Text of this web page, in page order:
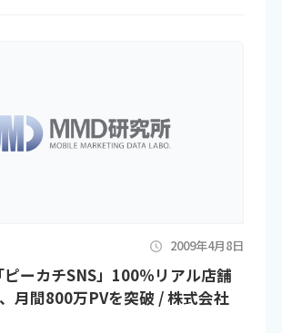
2009年4月8日
ピーカチSNS」100％リアル店舗
月間800万PVを突破 / 株式会社